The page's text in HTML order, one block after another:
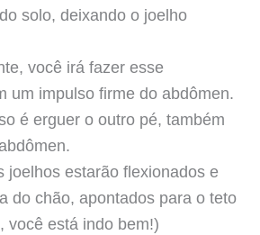
solo, deixando o joelho
você irá fazer esse
um impulso firme do abdômen.
é erguer o outro pé, também
joelhos estarão flexionados e
do chão, apontados para o teto
você está indo bem!)